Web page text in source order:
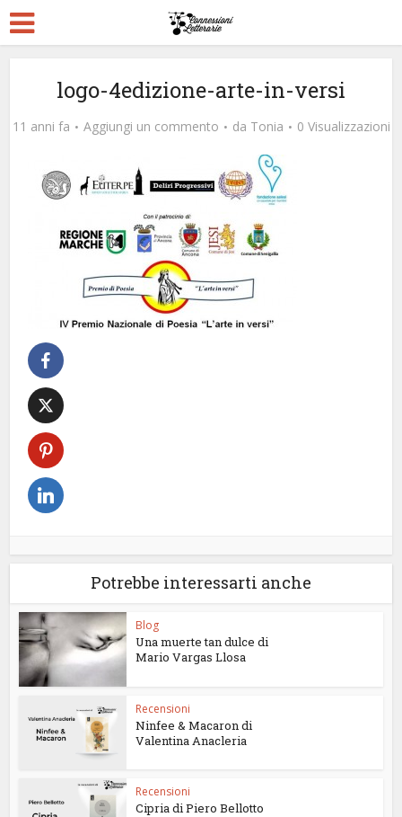
logo-4edizione-arte-in-versi
11 anni fa Aggiungi un commento da Tonia 0 Visualizzazioni
Potrebbe interessarti anche
Blog
Una muerte tan dulce di
Mario Vargas Llosa
Recensioni
Ninfee & Macaron di
Valentina Anacleria
Recensioni
Cipria di Piero Bellotto